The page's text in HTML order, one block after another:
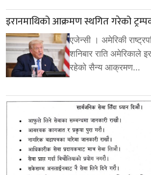
इरानमाथिको आक्रमण स्थगित गरेको
एजेन्सी । अमेरिकी
शनिबार राति अमेरिकाले
रहेको सैन्य आक्रमण…